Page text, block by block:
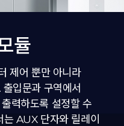
듈
어 뿐만 아니라
입문과 구역에서
력하도록 설정할 수
는 AUX 단자와 릴레이